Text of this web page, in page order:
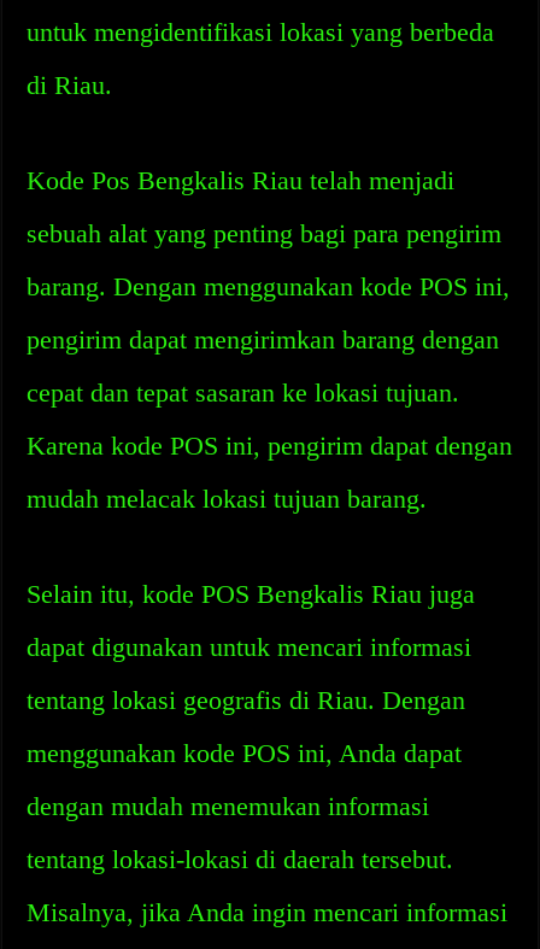
untuk mengidentifikasi lokasi yang berbeda
di Riau.
Kode Pos Bengkalis Riau telah menjadi
sebuah alat yang penting bagi para pengirim
barang. Dengan menggunakan kode POS ini,
pengirim dapat mengirimkan barang dengan
cepat dan tepat sasaran ke lokasi tujuan.
Karena kode POS ini, pengirim dapat dengan
mudah melacak lokasi tujuan barang.
Selain itu, kode POS Bengkalis Riau juga
dapat digunakan untuk mencari informasi
tentang lokasi geografis di Riau. Dengan
menggunakan kode POS ini, Anda dapat
dengan mudah menemukan informasi
tentang lokasi-lokasi di daerah tersebut.
Misalnya, jika Anda ingin mencari informasi